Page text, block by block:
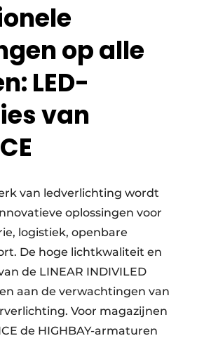
op alle
LED-
van
van ledverlichting wordt
oplossingen voor
logistiek, openbare
De hoge lichtkwaliteit en
de LINEAR INDIVILED
aan de verwachtingen van
Voor magazijnen
de HIGHBAY-armaturen